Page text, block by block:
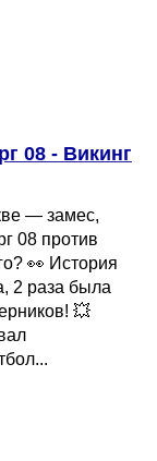
08 - Викинг
— замес,
08 против
👀 История
2 раза была
💥